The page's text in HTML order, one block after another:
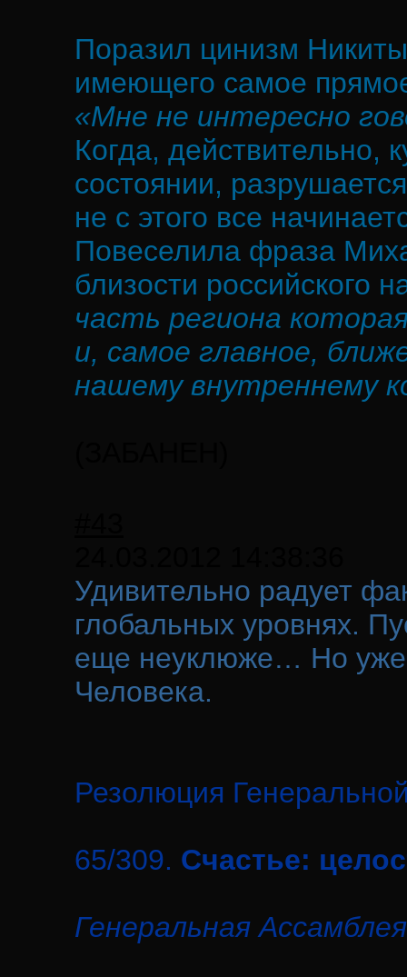
Поразил цинизм
имеющего самое
«Мне не интересно
Когда, действительно,
состоянии,
не с этого все
Повеселила фраза
близости российского
часть региона
и, самое главное,
нашему внутреннему
Удивительно радует
глобальных уровнях.
еще неуклюже… Но уже
Человека.
Резолюция
65/309. Счастье:
Генеральная